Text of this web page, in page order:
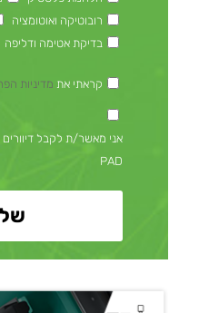
רובוטיקה ואוטומציה
בדיקת אטימה ודליפה
קראתי את מדיניות
PAD